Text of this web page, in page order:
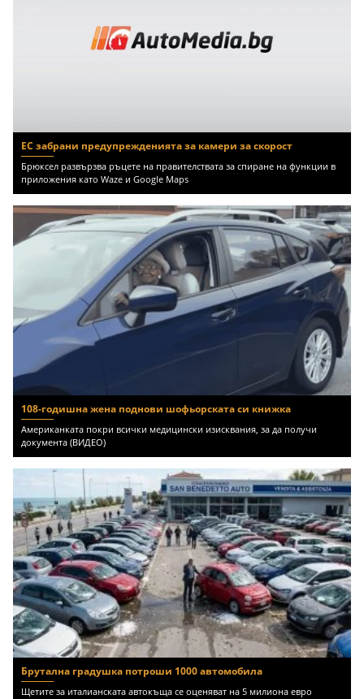
ЕС забрани предупрежденията за камери за скорост
Брюксел развързва ръцете на правителствата за спиране на функции в
приложения като Waze и Google Maps
108-годишна жена поднови шофьорската си книжка
Американката покри всички медицински изисквания, за да получи
документа (ВИДЕО)
Брутална градушка потроши 1000 автомобила
Щетите за италианската автокъща се оценяват на 5 милиона евро